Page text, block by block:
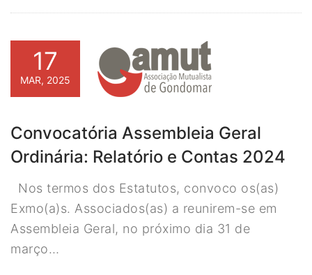
17
MAR, 2025
Convocatória Assembleia Geral
Ordinária: Relatório e Contas 2024
Nos termos dos Estatutos, convoco os(as)
Exmo(a)s. Associados(as) a reunirem-se em
Assembleia Geral, no próximo dia 31 de
março…